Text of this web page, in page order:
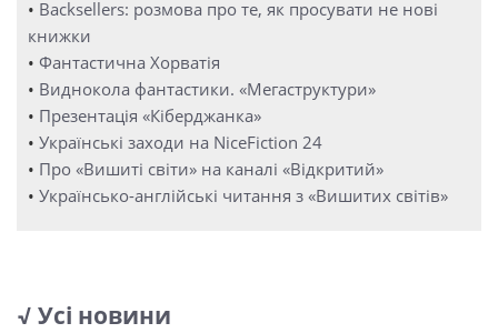
• Backsellers: розмова про те, як просувати не нові
книжки
• Фантастична Хорватія
• Виднокола фантастики. «Мегаструктури»
• Презентація «Кіберджанка»
• Українські заходи на NiceFiction 24
• Про «Вишиті світи» на каналі «Відкритий»
• Українсько-англійські читання з «Вишитих світів»
√ Усі новини